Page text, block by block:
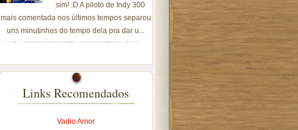
sim! :D A piloto de Indy 300
mais comentada nos últimos tempos separou
uns minutinhos do tempo dela pra dar u...
Links Recomendados
Vadio Amor